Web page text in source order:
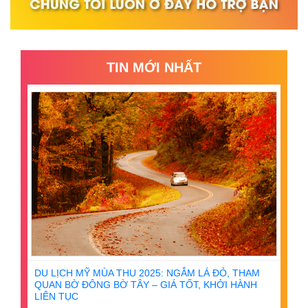
TIN MỚI NHẤT
DU LỊCH MỸ MÙA THU 2025: NGẮM LÁ ĐỎ, THAM
QUAN BỜ ĐÔNG BỜ TÂY – GIÁ TỐT, KHỞI HÀNH
LIÊN TỤC